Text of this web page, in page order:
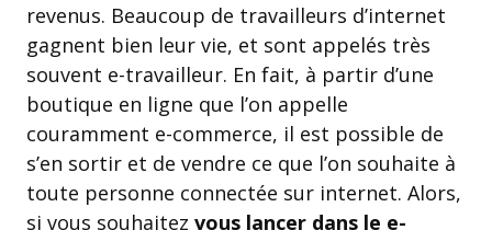
revenus. Beaucoup de travailleurs d’internet
gagnent bien leur vie, et sont appelés très
souvent e-travailleur. En fait, à partir d’une
boutique en ligne que l’on appelle
couramment e-commerce, il est possible de
s’en sortir et de vendre ce que l’on souhaite à
toute personne connectée sur internet. Alors,
si vous souhaitez vous lancer dans le e-